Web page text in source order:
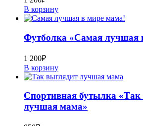
В корзину
Футболка «Самая лучшая
1 200₽
В корзину
Спортивная бутылка «Так
лучшая мама»